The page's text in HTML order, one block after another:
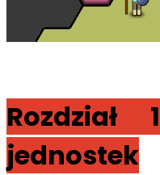
jednostek